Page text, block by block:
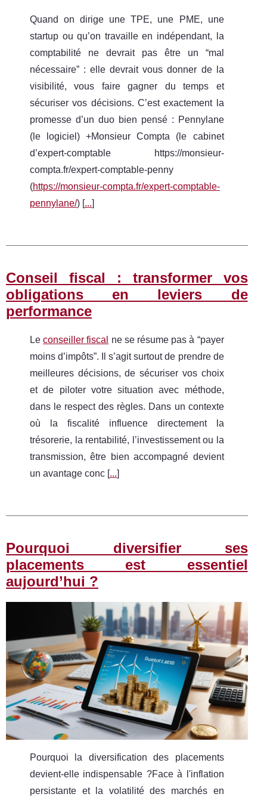
Quand on dirige une TPE, une PME, une
startup ou qu’on travaille en indépendant, la
comptabilité ne devrait pas être un “mal
nécessaire” : elle devrait vous donner de la
visibilité, vous faire gagner du temps et
sécuriser vos décisions. C’est exactement la
promesse d’un duo bien pensé : Pennylane
(le logiciel) +Monsieur Compta (le cabinet
d’expert-comptable https://monsieur-
compta.fr/expert-comptable-penny
(https://monsieur-compta.fr/expert-comptable-
pennylane/) [...]
Conseil fiscal : transformer vos
obligations en leviers de
performance
Leconseiller fiscal
ne se résume pas à “payer
moins d’impôts”. Il s’agit surtout de prendre de
meilleures décisions, de sécuriser vos choix
et de piloter votre situation avec méthode,
dans le respect des règles. Dans un contexte
où la fiscalité influence directement la
trésorerie, la rentabilité, l’investissement ou la
transmission, être bien accompagné devient
un avantage conc [...]
Pourquoi diversifier ses
placements est essentiel
aujourd’hui ?
Pourquoi la diversification des placements
devient-elle indispensable ?Face à l'inflation
persistante et la volatilité des marchés en